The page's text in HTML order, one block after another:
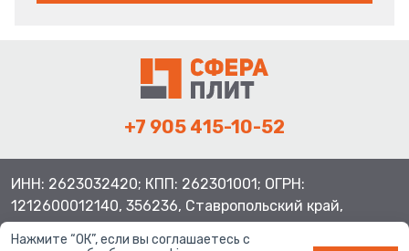
+7 905 415-10-52
ИНН: 2623032420; КПП: 262301001; ОГРН:
1212600012140, 356236, Ставропольский край,
Нажмите “ОК”, если вы соглашаетесь с